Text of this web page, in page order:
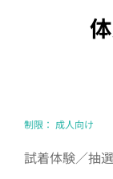
制限： 成人向け
試着体験／抽